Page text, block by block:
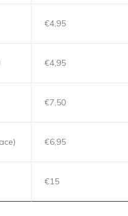
€4,95
€4,95
€7,50
€6,95
€15